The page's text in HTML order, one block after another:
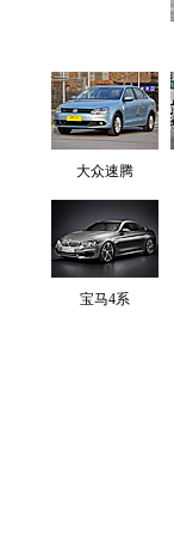
大众速腾
宝马4系